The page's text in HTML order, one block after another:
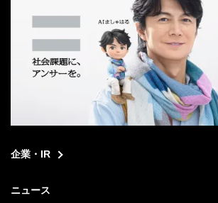
企業・IR
ニュース